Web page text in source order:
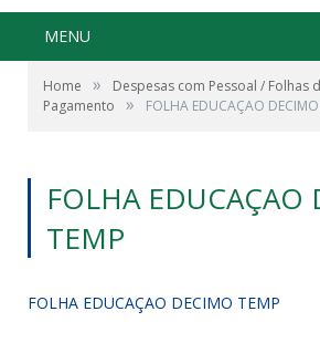
MENU
Home »
Despesas com Pessoal / Folhas
Pagamento
» FOLHA EDUCAÇAO DECIMO
FOLHA EDUCAÇAO
TEMP
FOLHA EDUCAÇAO DECIMO TEMP